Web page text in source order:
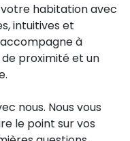
habitation avec
intuitives et
accompagne à
proximité et un
nous. Nous vous
le point sur vos